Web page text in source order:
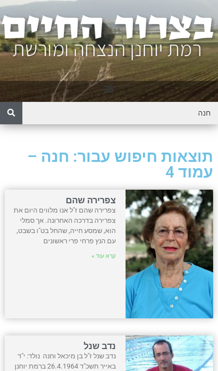
תוצאות חיפוש עבור: חנה –
עמוד 4
צפרירה שהם
צפרירה שהם ז"ל אנו מלווים היום את
צפרירה בדרכה האחרונה. אך סמלי
הוא, שמסע חייה, שהחל בט"ו בשבט,
עם הנץ פרחי פרי ראשונים
קרא עוד »
נדב שנל
נדב שנל ז"ל בן מיכאל וחנה נולד: י"ד
באייר תשכ"ד 26.4.1964 ברמת יוחנן